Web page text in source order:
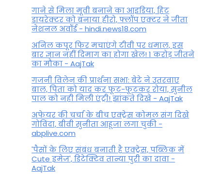
गाने से मिला मूवी बनाने का आइडिया, हिट
डायरेक्टर को बनाया हीरो, फ्लॉप एक्टर ने जीता
नेशनल अवॉर्ड - hindi.news18.com
अनिल कपूर फिर मचाएंगे टीवी पर धमाल, इस
बार ज्ञान नहीं दिमाग का होगा खेल! 1 करोड़ जीतने
का मौका - AajTak
गजनी विलेन की प्रार्थना सभा: बेटे ने उतरवाए
बाल, पिता को याद कर फूट-फूटकर रोया, सुनील
पाल को नही मिली एंट्री! झांकते दिखे - AajTak
अफेयर की चर्चा के बीच एक्ट्रेस कोमल संग दिखे
गोविंदा, बीवी सुनीता आहूजा लगा चुकी -
abplive.com
'पैसों के लिए संबंध बनाती है एक्ट्रेस, पब्लिक में
Cute इमेज', डिटेक्टिव तान्या पुरी का दावा -
AajTak